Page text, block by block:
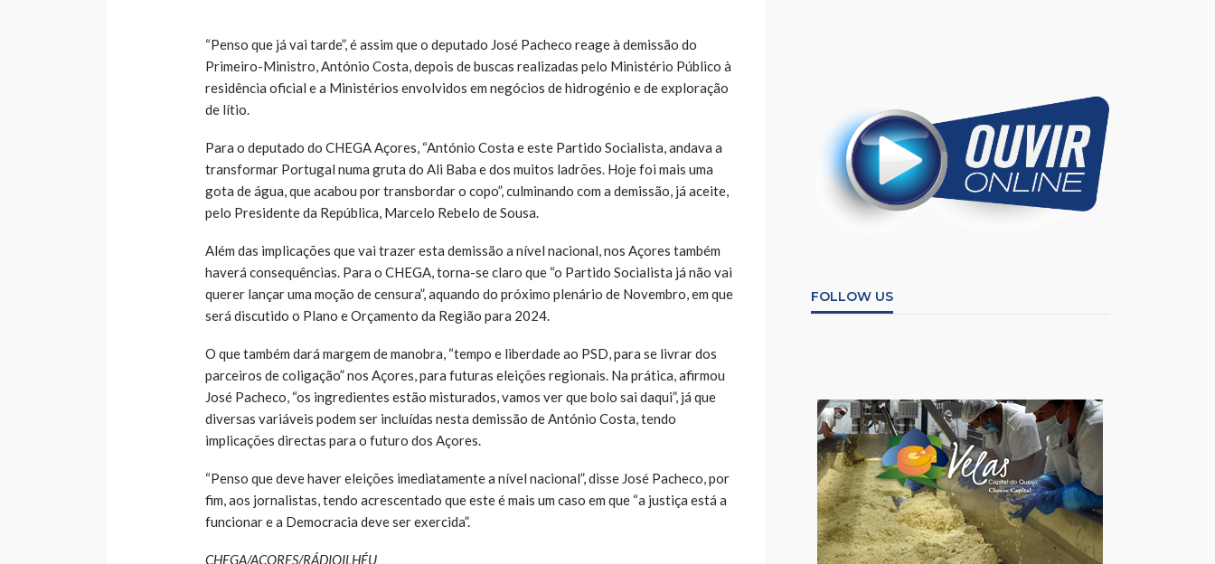
“Penso que já vai tarde”, é assim que o deputado José Pacheco reage à demissão do
Primeiro-Ministro, António Costa, depois de buscas realizadas pelo Ministério Público à
residência oficial e a Ministérios envolvidos em negócios de hidrogénio e de exploração
de lítio.
Para o deputado do CHEGA Açores, “António Costa e este Partido Socialista, andava a
transformar Portugal numa gruta do Ali Baba e dos muitos ladrões. Hoje foi mais uma
gota de água, que acabou por transbordar o copo”, culminando com a demissão, já aceite,
pelo Presidente da República, Marcelo Rebelo de Sousa.
Além das implicações que vai trazer esta demissão a nível nacional, nos Açores também
haverá consequências. Para o CHEGA, torna-se claro que “o Partido Socialista já não vai
querer lançar uma moção de censura”, aquando do próximo plenário de Novembro, em que
será discutido o Plano e Orçamento da Região para 2024.
O que também dará margem de manobra, “tempo e liberdade ao PSD, para se livrar dos
parceiros de coligação” nos Açores, para futuras eleições regionais. Na prática, afirmou
José Pacheco, “os ingredientes estão misturados, vamos ver que bolo sai daqui”, já que
diversas variáveis podem ser incluídas nesta demissão de António Costa, tendo
implicações directas para o futuro dos Açores.
“Penso que deve haver eleições imediatamente a nível nacional”, disse José Pacheco, por
fim, aos jornalistas, tendo acrescentado que este é mais um caso em que “a justiça está a
funcionar e a Democracia deve ser exercida”.
CHEGA/AÇORES/RÁDIOILHÉU
FOLLOW US